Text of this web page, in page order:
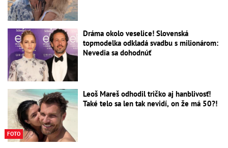
Dráma okolo veselice! Slovenská
topmodelka odkladá svadbu s milionárom:
Nevedia sa dohodnúť
FOTO
Leoš Mareš odhodil tričko aj hanblivosť!
Také telo sa len tak nevidí, on že má 50?!